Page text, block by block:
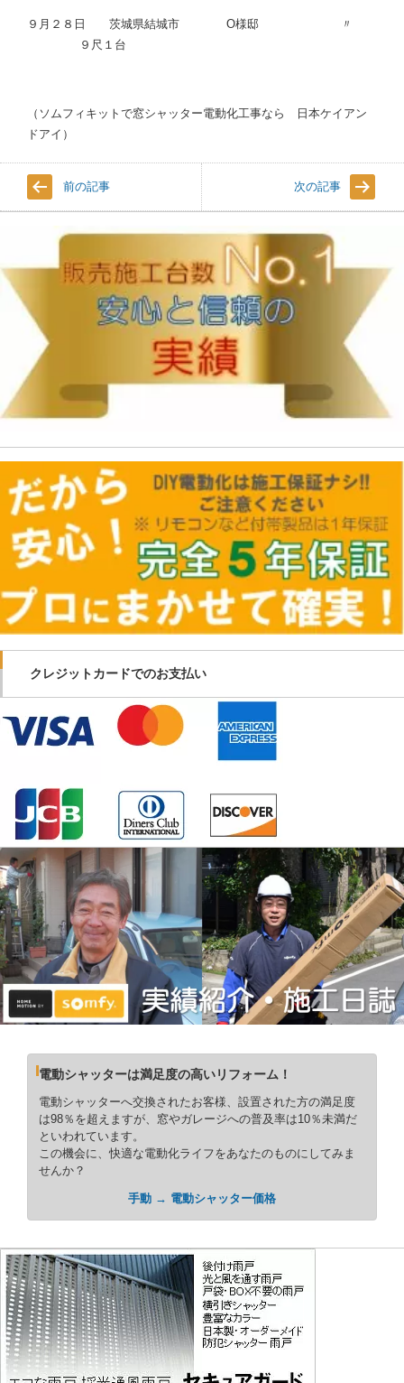
９月２８日 茨城県結城市 O様邸 〃
９尺１台
（ソムフィキットで窓シャッター電動化工事なら 日本ケイアン
ドアイ）
前の記事 次の記事
クレジットカードでのお支払い
電動シャッターは満足度の高いリフォーム！
電動シャッターへ交換されたお客様、設置された方の満足度
は98％を超えますが、窓やガレージへの普及率は10％未満だ
といわれています。
この機会に、快適な電動化ライフをあなたのものにしてみま
せんか？
手動 → 電動シャッター価格